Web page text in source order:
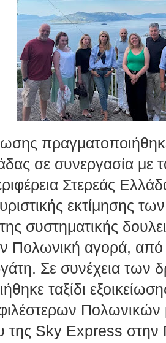
σε συνεργασία με
Στερεάς
εκτίμησης
συστηματικής
Πολωνική αγορά,
Σε συνέχεια των
ταξίδι
Πολωνικών
Sky Express στην